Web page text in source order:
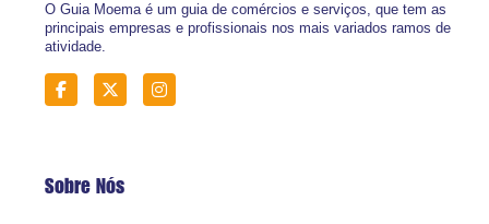
O Guia Moema é um guia de comércios e serviços, que tem as
principais empresas e profissionais nos mais variados ramos de
atividade.
Sobre Nós